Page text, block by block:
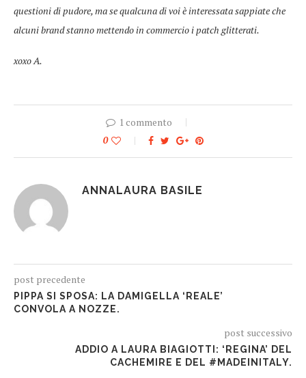
questioni di pudore, ma se qualcuna di voi è interessata sappiate che
alcuni brand stanno mettendo in commercio i patch glitterati.
xoxo A.
1 commento
0
ANNALAURA BASILE
post precedente
PIPPA SI SPOSA: LA DAMIGELLA ‘REALE’
CONVOLA A NOZZE.
post successivo
ADDIO A LAURA BIAGIOTTI: ‘REGINA’ DEL
CACHEMIRE E DEL #MADEINITALY.